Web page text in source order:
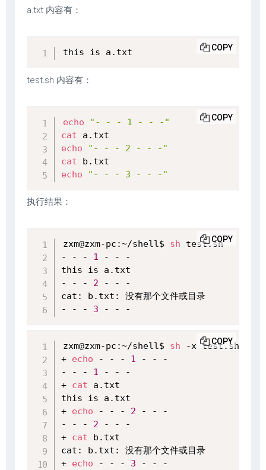
a.txt 内容有：
this is a.txt COPY
test.sh 内容有：
echo
"- - - 1 - - -"
cat
echo
"- - - 2 - - -"
cat
echo
"- - - 3 - - -"
COPY
执行结果：
zxm@zxm-pc:~/shell$ sh test.sh
- - - 1 - - -
this is a.txt
- - - 2 - - -
cat: b.txt: 没有那个文件或目录
- - - 3 - - -
COPY
zxm@zxm-pc:~/shell$ sh -x test.sh
+ echo - - - 1
- - -
- - - 1
- - -
+ cat a.txt
this is a.txt
+ echo - - - 2 - - -
- - - 2 - - -
+ cat b.txt
cat: b.txt: 没有那个文件或目录
+ echo - - - 3 - - -
COPY